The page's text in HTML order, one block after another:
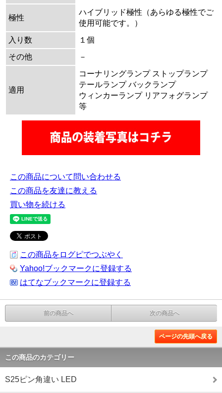
極性
ハイブリッド極性（あらゆる極性でご
使用可能です。）
入り数
１個
その他
－
適用
コーナリングランプ ストップランプ
テールランプ バックランプ
ウィンカーランプ リアフォグランプ
等
この商品について問い合わせる
この商品を友達に教える
買い物を続ける
この商品をログピでつぶやく
Yahoo!ブックマークに登録する
はてなブックマークに登録する
前の商品へ 次の商品へ
ページの先頭へ戻る
この商品のカテゴリー
S25ピン角違い LED